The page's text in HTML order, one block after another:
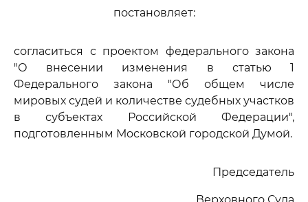
постановляет:
согласиться с проектом федерального закона
"О внесении изменения в статью 1
Федерального закона "Об общем числе
мировых судей и количестве судебных участков
в субъектах Российской Федерации",
подготовленным Московской городской Думой.
Председатель